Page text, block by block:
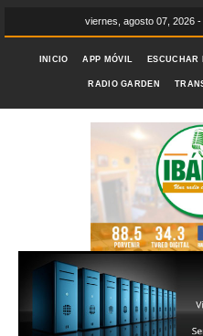
viernes, agosto 07, 2026
INICIO APP MÓVIL ESCUCHAR
RADIO GARDEN